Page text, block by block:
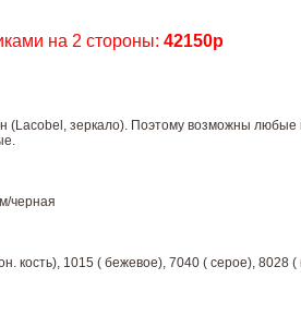
на 2 стороны: 42150р
(Lacobel, зеркало). Поэтому возможны
черная
кость), 1015 ( бежевое), 7040 ( серое), 8028